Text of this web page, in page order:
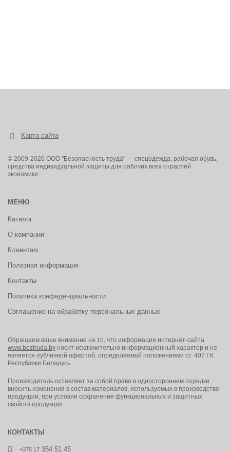
Карта сайта
© 2009-2026 ООО "Безопасность труда" — спецодежда, рабочая обувь,
средства индивидуальной защиты для рабочих всех отраслей
экономики.
МЕНЮ
Каталог
О компании
Клиентам
Полезная информация
Контакты
Политика конфеденциальности
Соглашение на обработку персональных данных
Обращаем ваше внимание на то, что информация интернет-сайта
www.beztruda.by носит исключительно информационный характер и не
является публичной офертой, определяемой положениями ст. 407 ГК
Республики Беларусь.
Производитель оставляет за собой право в одностороннем порядке
вносить изменения в состав материалов, используемых в производстве
продукции, при условии сохранения функциональных и защитных
свойств продукции.
КОНТАКТЫ
+375 17 354 51 45